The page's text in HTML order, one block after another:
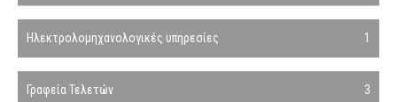
Ηλεκτρολομηχανολογικές υπηρεσίες 1
Γραφεία Τελετών 3